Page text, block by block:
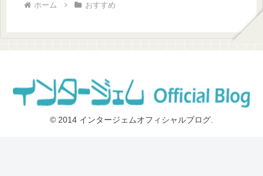
ホーム おすすめ
© 2014 インタージェムオフィシャルブログ.